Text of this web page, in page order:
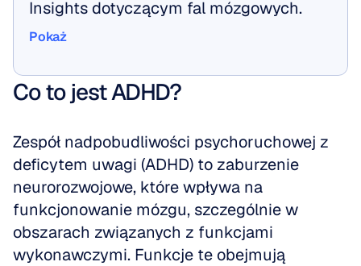
Insights dotyczącym fal mózgowych.
Pokaż
Co to jest ADHD?
Zespół nadpobudliwości psychoruchowej z
deficytem uwagi (ADHD) to zaburzenie
neurorozwojowe, które wpływa na
funkcjonowanie mózgu, szczególnie w
obszarach związanych z funkcjami
wykonawczymi. Funkcje te obejmują